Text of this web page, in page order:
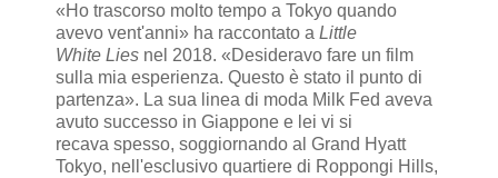
«Ho trascorso molto tempo a Tokyo quando
avevo vent'anni» ha raccontato a Little
White Lies nel 2018. «Desideravo fare un film
sulla mia esperienza. Questo è stato il punto di
partenza». La sua linea di moda Milk Fed aveva
avuto successo in Giappone e lei vi si
recava spesso, soggiornando al Grand Hyatt
Tokyo, nell'esclusivo quartiere di Roppongi Hills,